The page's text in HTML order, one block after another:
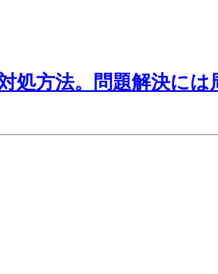
処方法。問題解決には